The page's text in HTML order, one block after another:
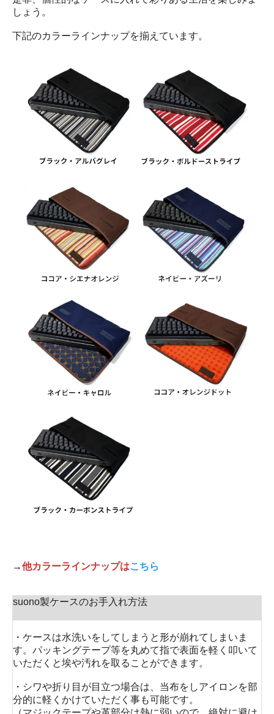
しょう。
下記のカラーラインナップを揃えています。
→他カラーラインナップはこちら
suono製ケースのお手入れ方法
・ケースは水洗いをしてしまうと形が崩れてしまいま
す。パッキングテープ等を丸めて指で表面を軽く叩いて
いただくと埃や汚れを取ることができます。
・シワや折り目が目立つ場合は、当布をしアイロンを部
分的に軽くかけていただく事も可能です。